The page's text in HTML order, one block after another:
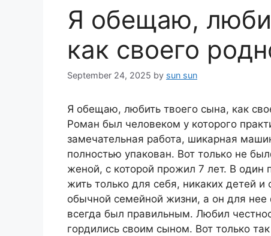
Я обещаю,
как своего
September 24, 2025 by sun sun
Я обещаю, любить твоего сына, как
Роман был человеком у которого
замечательная работа, шикарная
полностью упакован. Вот только не
женой, с которой прожил 7 лет. В один
жить только для себя, никаких детей
обычной семейной жизни, а он для
всегда был правильным. Любил
гордились своим сыном. Вот только